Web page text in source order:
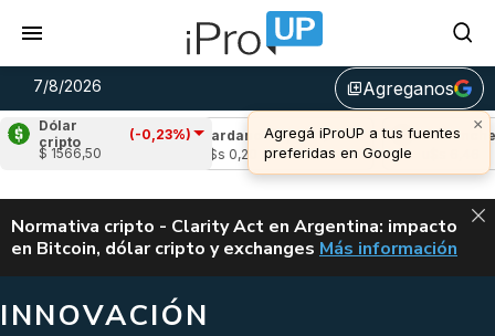
7/8/2026 library_addAgreganos
×
Agregá iProUP a tus fuentes
preferidas en Google
Dólar
cripto
(-0,23%)
$ 1566,50
(-0,85%)
Cardano
(0,00%)
u$s 0,20
Avalanche
u$s 6,46
ALERTA
Normativa cripto - Clarity Act en Argentina: impacto
en Bitcoin, dólar cripto y exchanges CLARITY ACT EN
Más información
INNOVACIÓN